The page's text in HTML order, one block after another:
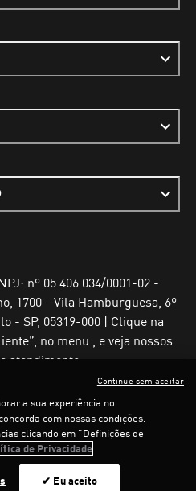
LOADING...
nº 05.406.034/0001-02 -
1700 - Vila Hamburguesa, 6º
- SP, 05319-000 | Clique na
no menu , e veja nossos
atendimento
de Privacidade
a sua experiência no
com nossas condições.
clicando em "Definições de
de Privacidade
✔ Eu aceito
Continue sem aceitar